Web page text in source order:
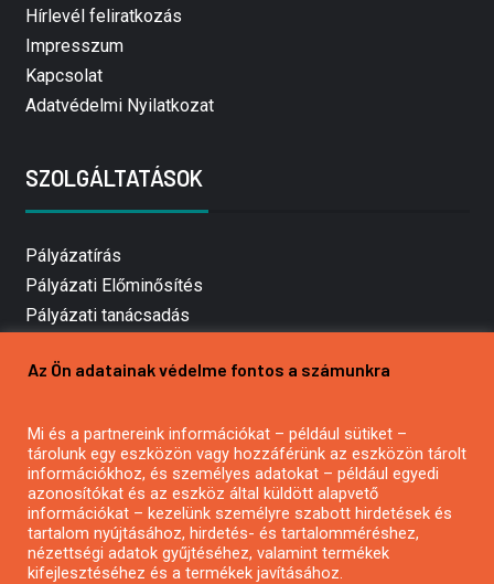
Hírlevél feliratkozás
Impresszum
Kapcsolat
Adatvédelmi Nyilatkozat
SZOLGÁLTATÁSOK
Pályázatírás
Pályázati Előminősítés
Pályázati tanácsadás
Mezőgazdasági pályázatírás
Pályázatírás civil szervezeteknek
Pályázatírás önkormányzatoknak
Pályázatfigyelés
Specifikus pályázatfigyelés vagy hírlevél
Az Ön adatainak védelme fontos a számunkra
Mi és a partnereink információkat – például sütiket –
tárolunk egy eszközön vagy hozzáférünk az eszközön tárolt
információkhoz, és személyes adatokat – például egyedi
azonosítókat és az eszköz által küldött alapvető
információkat – kezelünk személyre szabott hirdetések és
tartalom nyújtásához, hirdetés- és tartalomméréshez,
nézettségi adatok gyűjtéséhez, valamint termékek
kifejlesztéséhez és a termékek javításához.